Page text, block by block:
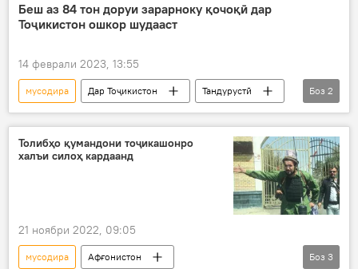
Беш аз 84 тон доруи зарарноку қочоқӣ дар
Тоҷикистон ошкор шудааст
14 феврали 2023, 13:55
мусодира Дар Тоҷикистон
Тандурустӣ
дору
Вазорати тандурустӣ
Боз 2
Толибҳо қумандони тоҷикашонро
халъи силоҳ кардаанд
21 ноябри 2022, 09:05
мусодира
Афғонистон
Боз 3